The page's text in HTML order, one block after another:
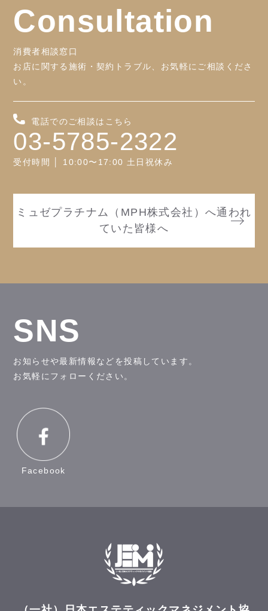
Consultation
消費者相談窓口
お店に関する施術・契約トラブル、お気軽にご相談くださ
い。
電話でのご相談はこちら
03-5785-2322
受付時間 │ 10:00〜17:00 土日祝休み
ミュゼプラチナム（MPH株式会社）へ通われ
ていた皆様へ
SNS
お知らせや最新情報などを投稿しています。
お気軽にフォローください。
Facebook